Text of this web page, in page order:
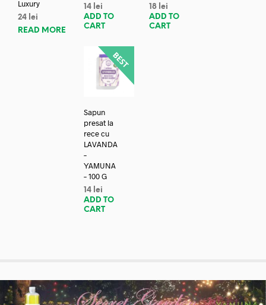
Luxury
24 lei
READ MORE
14 lei
ADD TO
CART
18 lei
ADD TO
CART
Sapun
presat la
rece cu
LAVANDA
–
YAMUNA
– 100 G
14 lei
ADD TO
CART